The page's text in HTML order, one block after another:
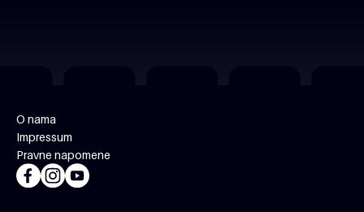
O nama
Impressum
Pravne napomene